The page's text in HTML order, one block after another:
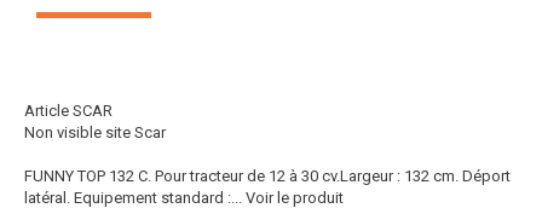
Article SCAR
Non visible site Scar
FUNNY TOP 132 C. Pour tracteur de 12 à 30 cv.Largeur : 132 cm. Déport
latéral. Equipement standard :...
Voir le produit